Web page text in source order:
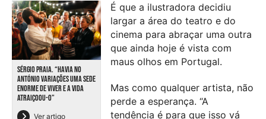
SÉRGIO PRAIA. “HAVIA NO
ANTÓNIO VARIAÇÕES UMA SEDE
ENORME DE VIVER E A VIDA
ATRAIÇOOU-O”
Ver artigo
É que a ilustradora decidiu
largar a área do teatro e do
cinema para abraçar uma outra
que ainda hoje é vista com
maus olhos em Portugal.
Mas como qualquer artista, não
perde a esperança. “A
tendência é para que isso vá